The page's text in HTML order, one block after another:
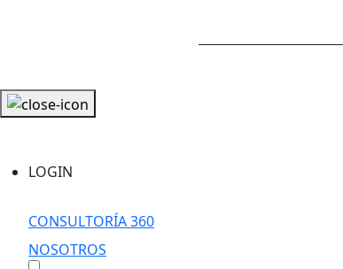
LOGIN
CONSULTORÍA 360
NOSOTROS